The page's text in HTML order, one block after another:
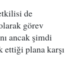
de
görev
ancak şimdi
plana karşı